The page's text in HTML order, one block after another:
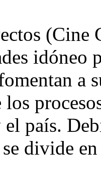
(Cine
idóneo
a
los
país.
divide